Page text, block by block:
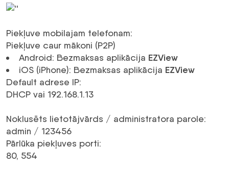
Piekļuve mobilajam telefonam:
Piekļuve caur mākoni (P2P)
Android: Bezmaksas aplikācija EZView
iOS (iPhone): Bezmaksas aplikācija EZView
Default adrese IP:
DHCP vai 192.168.1.13
Noklusēts lietotājvārds / administratora parole:
admin / 123456
Pārlūka piekļuves porti:
80, 554